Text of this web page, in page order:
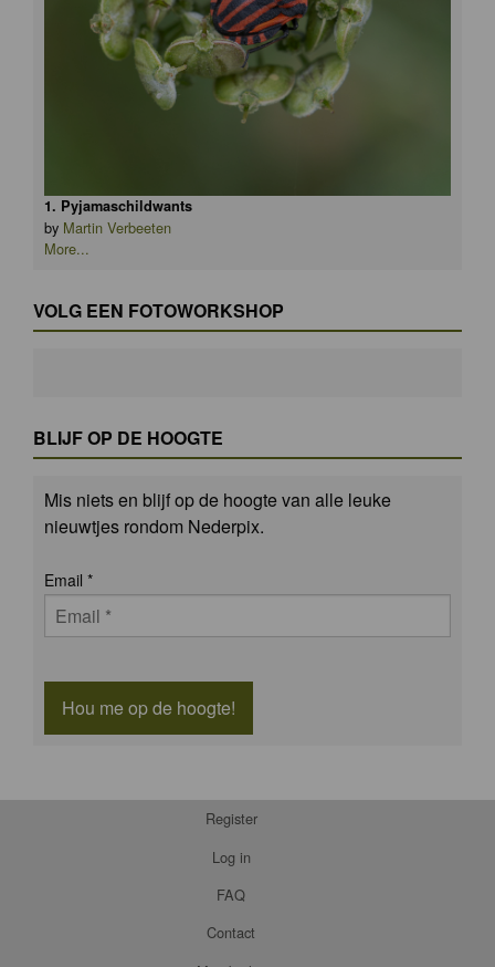
1. Pyjamaschildwants
by Martin Verbeeten
More...
VOLG EEN FOTOWORKSHOP
BLIJF OP DE HOOGTE
Mis niets en blijf op de hoogte van alle leuke
nieuwtjes rondom Nederpix.
Email *
Hou me op de hoogte!
Register
Log in
FAQ
Contact